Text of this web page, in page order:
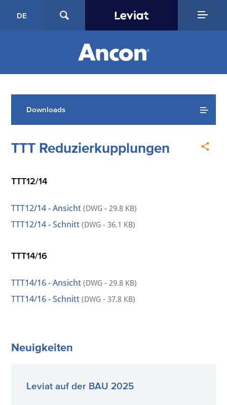
DE
Downloads
TTT Reduzierkupplungen
TTT12/14
TTT12/14 - Ansicht(DWG - 29.8 KB)
TTT12/14 - Schnitt(DWG - 36.1 KB)
TTT14/16
TTT14/16 - Ansicht (DWG - 29.8 KB)
TTT14/16 - Schnitt(DWG - 37.8 KB)
Neuigkeiten
Leviat auf der BAU 2025